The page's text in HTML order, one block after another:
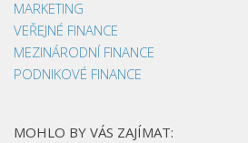
MARKETING
VEŘEJNÉ FINANCE
MEZINÁRODNÍ FINANCE
PODNIKOVÉ FINANCE
MOHLO BY VÁS ZAJÍMAT: